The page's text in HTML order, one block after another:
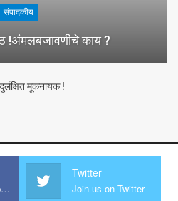
संपादकीय
!अंमलबजावणीचे काय ?
मूकनायक !
Join us on Facebook
Twitter
Join us on Twitter